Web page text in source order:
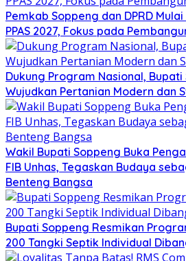
Pemkab Soppeng dan DPRD
PPAS 2027, Fokus pada
Dukung Program Nasional,
Wujudkan Pertanian Modern dan
Wakil Bupati Soppeng Buka
FIB Unhas, Tegaskan Budaya
Benteng Bangsa
Bupati Soppeng Resmikan
200 Tangki Septik Individual